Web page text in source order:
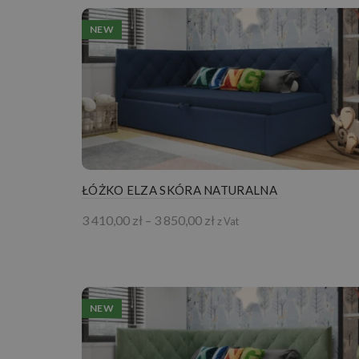
NEW
ŁÓŻKO ELZA SKÓRA NATURALNA
3 410,00 zł – 3 850,00 złZakres
3
850,00 zł
z Vat
NEW